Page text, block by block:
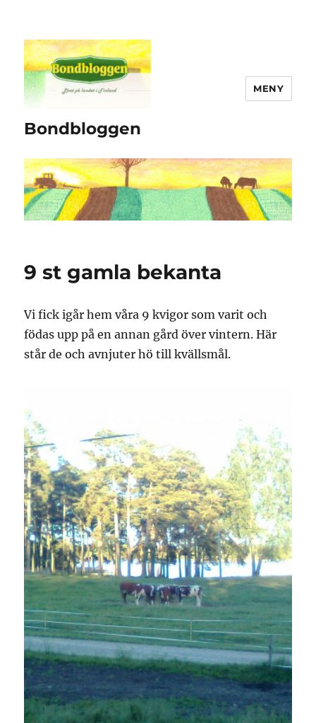
Bondbloggen
MENY
9 st gamla bekanta
Vi fick igår hem våra 9 kvigor som varit och
födas upp på en annan gård över vintern. Här
står de och avnjuter hö till kvällsmål.